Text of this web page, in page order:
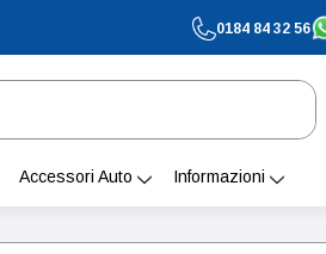
0184 84 32 56
Accessori Auto Informazioni